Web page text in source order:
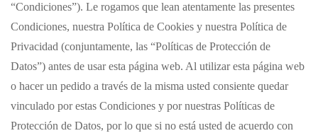
“Condiciones”). Le rogamos que lean atentamente las presentes
Condiciones, nuestra Política de Cookies y nuestra Política de
Privacidad (conjuntamente, las “Políticas de Protección de
Datos”) antes de usar esta página web. Al utilizar esta página web
o hacer un pedido a través de la misma usted consiente quedar
vinculado por estas Condiciones y por nuestras Políticas de
Protección de Datos, por lo que si no está usted de acuerdo con